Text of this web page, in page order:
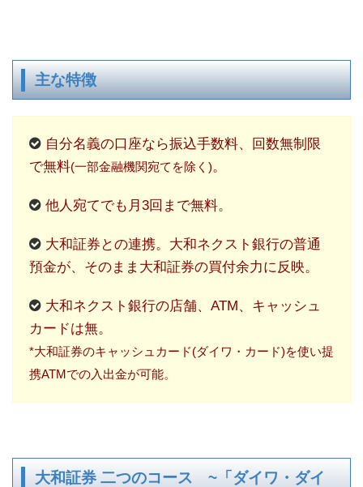
主な特徴
自分名義の口座なら振込手数料、回数無制限
で無料(一部金融機関宛てを除く)。
他人宛てでも月3回まで無料。
大和証券との連携。大和ネクスト銀行の普通
預金が、そのまま大和証券の買付余力に反映。
大和ネクスト銀行の店舗、ATM、キャッシュ
カードは無。
*大和証券のキャッシュカード(ダイワ・カード)を使い提
携ATMでの入出金が可能。
大和証券 二つのコース ~「ダイワ・ダイ